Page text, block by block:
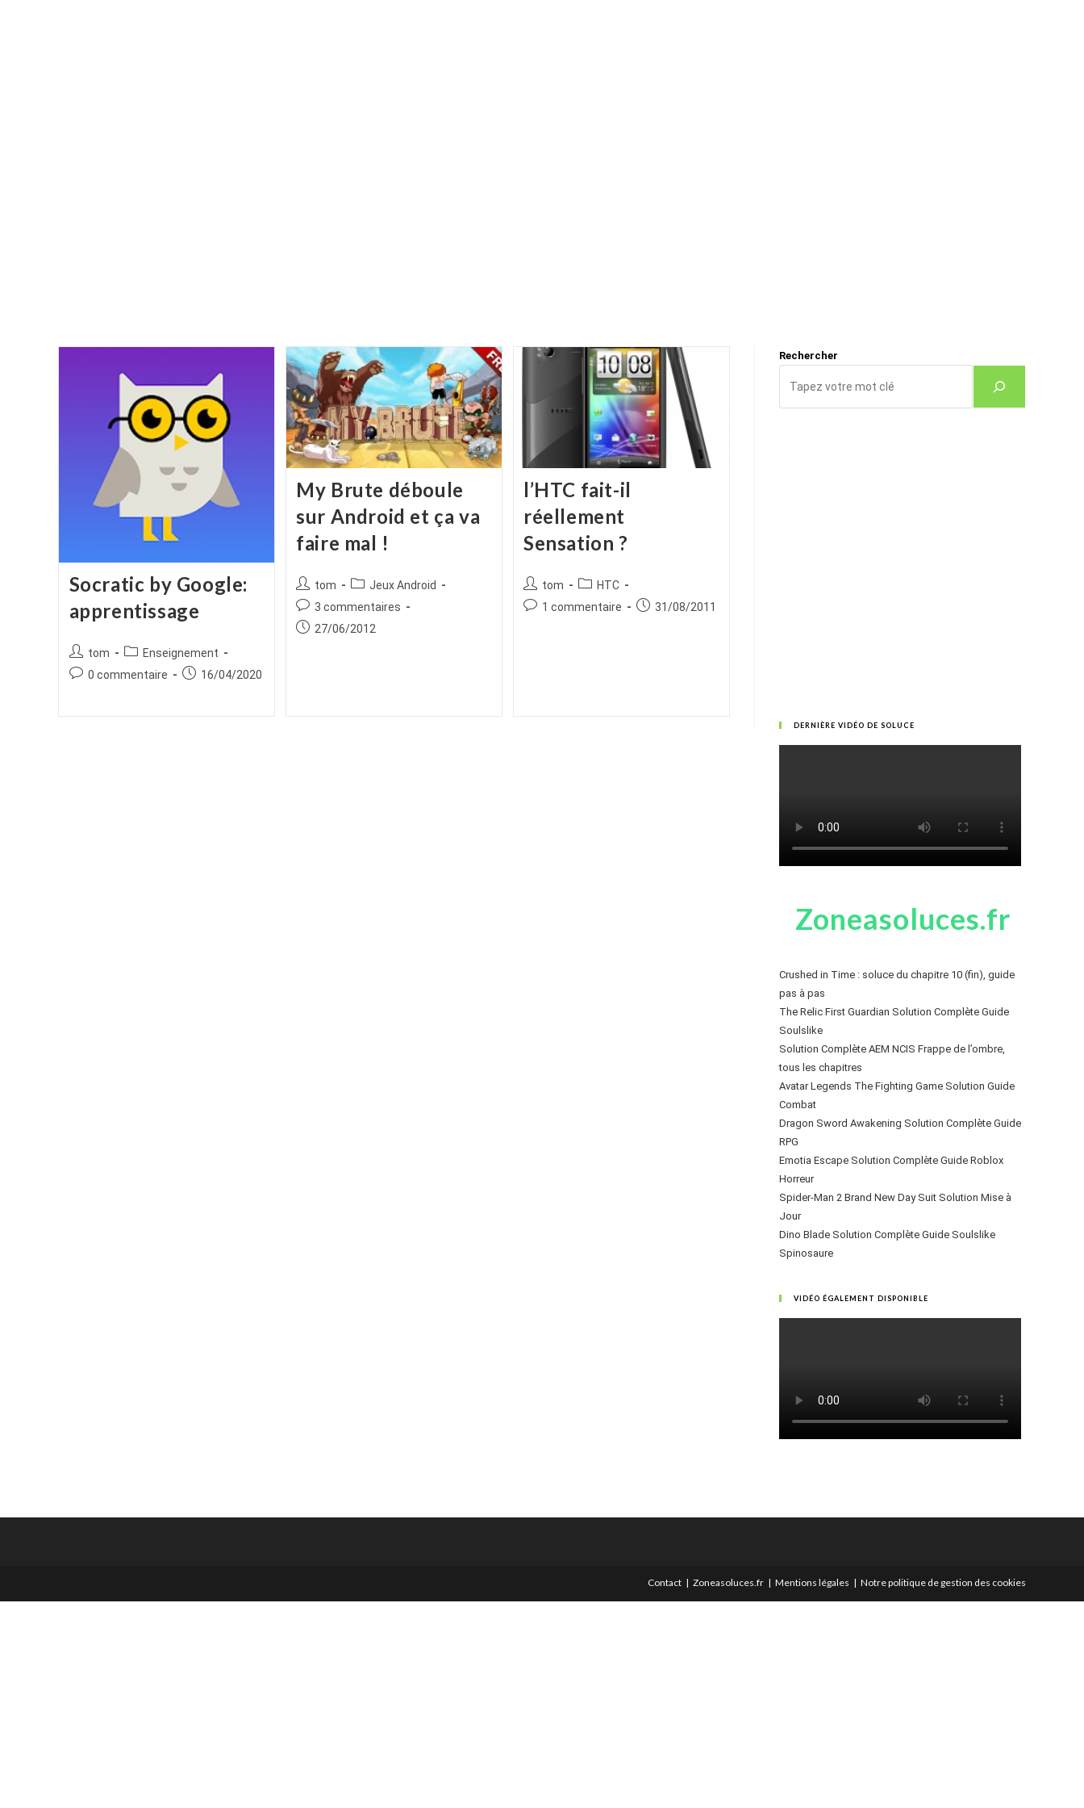
Socratic by Google:
apprentissage
Auteur/autrice
de
tom
Post
category:
Enseignement
Commentaires
0 commentaire
Publication
16/04/2020
My Brute déboule
sur Android et ça va
faire mal !
Auteur/autrice
de
la
publication :
tom
Post
category:
Jeux Android
Commentaires
de
3 commentaires
Publication
27/06/2012
l’HTC fait-il
réellement
Sensation ?
Auteur/autrice
de
tom
Post
category:
HTC
Commentaires
1 commentaire
Publication
31/08/2011
Rechercher
DERNIÈRE VIDÉO DE SOLUCE
Zoneasoluces.fr
Crushed in Time : soluce du chapitre 10 (fin), guide
pas à pas
The Relic First Guardian Solution Complète Guide
Soulslike
Solution Complète AEM NCIS Frappe de l’ombre,
tous les chapitres
Avatar Legends The Fighting Game Solution Guide
Combat
Dragon Sword Awakening Solution Complète Guide
RPG
Emotia Escape Solution Complète Guide Roblox
Horreur
Spider-Man 2 Brand New Day Suit Solution Mise à
Jour
Dino Blade Solution Complète Guide Soulslike
Spinosaure
VIDÉO ÉGALEMENT DISPONIBLE
Contact Zoneasoluces.fr Mentions légales Notre politique de gestion des cookies